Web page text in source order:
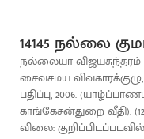
14145 நல்லை
நல்லையா விஜயசுந்தரம்
சைவசமய
பதிப்பு, 2006.
காங்கேசன்துறை வீதி).
விலை: